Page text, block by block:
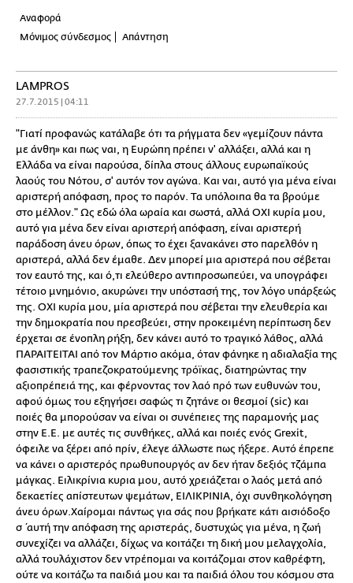
Αναφορά
Μόνιμος σύνδεσμος
Απάντηση
LAMPROS
27.7.2015 | 04:11
"Γιατί προφανώς κατάλαβε ότι τα ρήγματα δεν «γεμίζουν πάντα
με άνθη» και πως ναι, η Ευρώπη πρέπει ν' αλλάξει, αλλά και η
Ελλάδα να είναι παρούσα, δίπλα στους άλλους ευρωπαϊκούς
λαούς του Νότου, σ' αυτόν τον αγώνα. Και ναι, αυτό για μένα είναι
αριστερή απόφαση, προς το παρόν. Τα υπόλοιπα θα τα βρούμε
στο μέλλον." Ως εδώ όλα ωραία και σωστά, αλλά ΟΧΙ κυρία μου,
αυτό για μένα δεν είναι αριστερή απόφαση, είναι αριστερή
παράδοση άνευ όρων, όπως το έχει ξανακάνει στο παρελθόν η
αριστερά, αλλά δεν έμαθε. Δεν μπορεί μια αριστερά που σέβεται
τον εαυτό της, και ό,τι ελεύθερο αντιπροσωπεύει, να υπογράφει
τέτοιο μνημόνιο, ακυρώνει την υπόστασή της, τον λόγο υπάρξεώς
της. ΟΧΙ κυρία μου, μία αριστερά που σέβεται την ελευθερία και
την δημοκρατία που πρεσβεύει, στην προκειμένη περίπτωση δεν
έρχεται σε ένοπλη ρήξη, δεν κάνει αυτό το τραγικό λάθος, αλλά
ΠΑΡΑΙΤΕΙΤΑΙ από τον Μάρτιο ακόμα, όταν φάνηκε η αδιαλαξία της
φασιστικής τραπεζοκρατούμενης τρόϊκας, διατηρώντας την
αξιοπρέπειά της, και φέρνοντας τον λαό πρό των ευθυνών του,
αφού όμως του εξηγήσει σαφώς τι ζητάνε οι θεσμοί (sic) και
ποιές θα μπορούσαν να είναι οι συνέπειες της παραμονής μας
στην Ε.Ε. με αυτές τις συνθήκες, αλλά και ποιές ενός Grexit,
όφειλε να ξέρει από πρίν, έλεγε άλλωστε πως ήξερε. Αυτό έπρεπε
να κάνει ο αριστερός πρωθυπουργός αν δεν ήταν δεξιός τζάμπα
μάγκας. Ειλικρίνια κυρια μου, αυτό χρειάζεται ο λαός μετά από
δεκαετίες απίστευτων ψεμάτων, ΕΙΛΙΚΡΙΝΙΑ, όχι συνθηκολόγηση
άνευ όρων.Χαίρομαι πάντως για σάς που βρήκατε κάτι αισιόδοξο
σ΄αυτή την απόφαση της αριστεράς, δυστυχώς για μένα, η ζωή
συνεχίζει να αλλάζει, δίχως να κοιτάζει τη δική μου μελαγχολία,
αλλά τουλάχιστον δεν ντρέπομαι να κοιτάζομαι στον καθρέφτη,
ούτε να κοιτάζω τα παιδιά μου και τα παιδιά όλου του κόσμου στα